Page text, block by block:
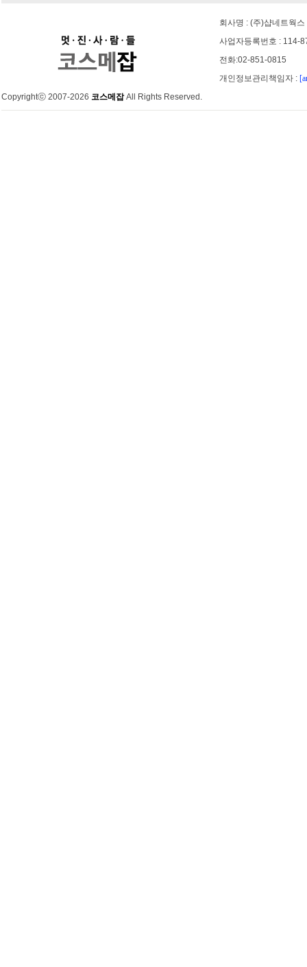
회사명 : (주)샵네트웍
사업자등록번호 : 114-
전화:02-851-0815
개인정보관리책임자 :
Copyrightⓒ 2007-2026 코스메잡All Rights Reserved.